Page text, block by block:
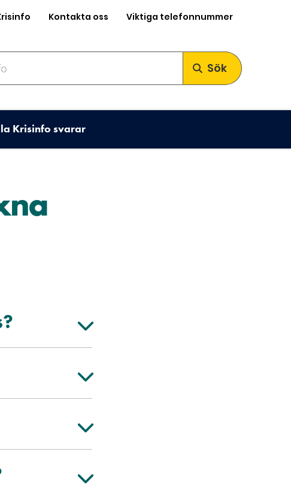
Kontakta oss Viktiga telefonnummer
Sök
Krisinfo svarar